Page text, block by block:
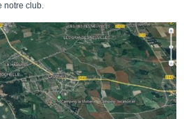
notre club.